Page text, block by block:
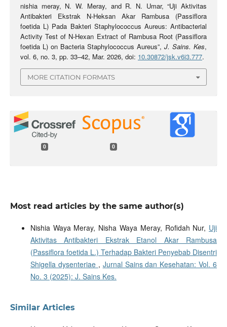
nishia meray, N. W. Meray, and R. N. Umar, “Uji Aktivitas
Antibakteri Ekstrak N-Heksan Akar Rambusa (Passiflora
foetida L) Pada Bakteri Staphylococcus Aureus: Antibacterial
Activity Test of N-Hexan Extract of Rambusa Root (Passiflora
foetida L) on Bacteria Staphylococcus Aureus”,J. Sains. Kes,
vol. 6, no. 3, pp. 33–42, Mar. 2026, doi: 10.30872/jsk.v6i3.777.
MORE CITATION FORMATS
0 0
Most read articles by the same author(s)
Nishia Waya Meray, Nisha Waya Meray, Rofidah Nur, Uji
Aktivitas Antibakteri Ekstrak Etanol Akar Rambusa
(Passiflora foetida L.) Terhadap Bakteri Penyebab Disentri
Shigella dysenteriae , Jurnal Sains dan Kesehatan: Vol. 6
No. 3 (2025): J. Sains Kes.
Similar Articles